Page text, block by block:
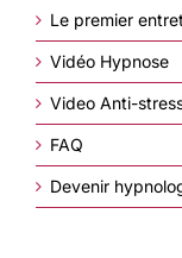
Le premier
Vidéo Hypnose
Video Anti-
FAQ
Devenir